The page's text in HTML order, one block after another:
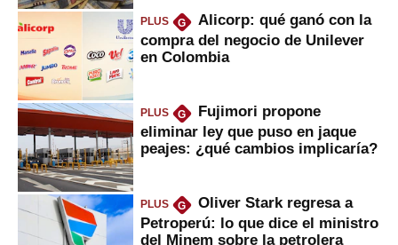
PLUS G
Alicorp: qué ganó con la
compra del negocio de Unilever
en Colombia
PLUS G
Fujimori propone
eliminar ley que puso en jaque
peajes: ¿qué cambios implicaría?
PLUS G
Oliver Stark regresa a
Petroperú: lo que dice el ministro
del Minem sobre la petrolera